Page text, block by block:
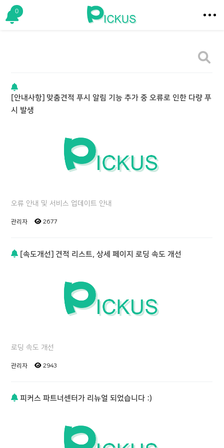
0
[안내사항] 맞춤견적 푸시 알림 기능 추가 중 오류로 인한 다량 푸
시 발생
오류 안내 및 서비스 업데이트 안내
관리자 2677
[속도개선] 견적 리스트, 상세 페이지 로딩 속도 개선
로딩 속도 개선
관리자 2943
피커스 파트너센터가 리뉴얼 되었습니다 :)